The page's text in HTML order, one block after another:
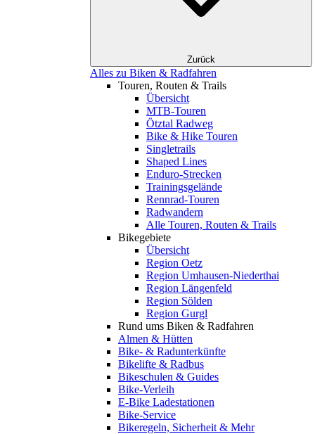
Zurück
Alles zu Biken & Radfahren
Touren, Routen & Trails
Übersicht
MTB-Touren
Ötztal Radweg
Bike & Hike Touren
Singletrails
Shaped Lines
Enduro-Strecken
Trainingsgelände
Rennrad-Touren
Radwandern
Alle Touren, Routen & Trails
Bikegebiete
Übersicht
Region Oetz
Region Umhausen-Niederthai
Region Längenfeld
Region Sölden
Region Gurgl
Rund ums Biken & Radfahren
Almen & Hütten
Bike- & Radunterkünfte
Bikelifte & Radbus
Bikeschulen & Guides
Bike-Verleih
E-Bike Ladestationen
Bike-Service
Bikeregeln, Sicherheit & Mehr